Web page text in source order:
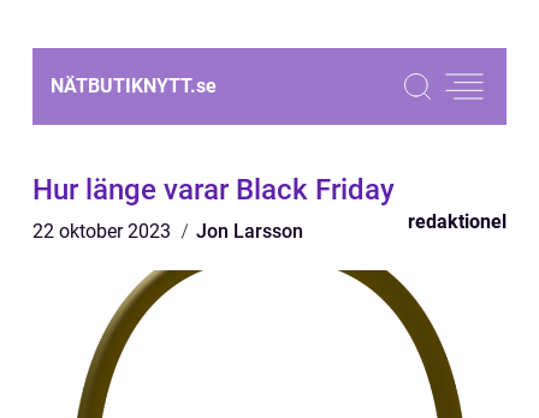
NÄTBUTIKNYTT.se
Hur länge varar Black Friday
22 oktober 2023 Jon Larsson redaktionel